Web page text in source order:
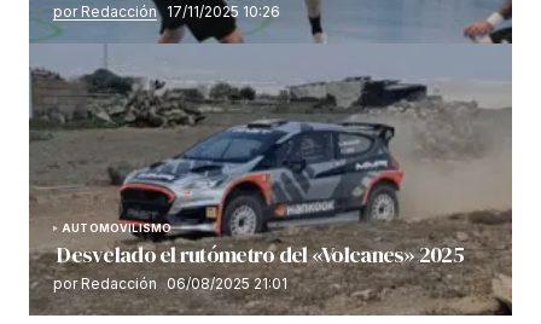
por Redacción 17/11/2025 10:26
AUTOMOVILISMO
Desvelado el rutómetro del «Volcanes» 2025
por Redacción 06/08/2025 21:01